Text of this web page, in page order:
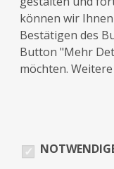
Info
können wir
Bestätigen des
Button "Mehr
möchten.